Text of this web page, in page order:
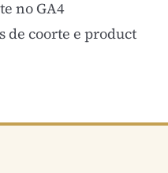
no GA4
de coorte e product